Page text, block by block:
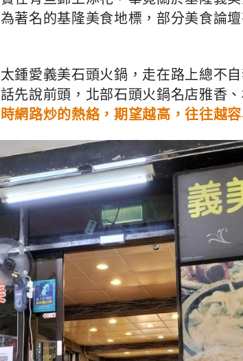
著名的基隆美食地標，部分美食論
鍾愛義美石頭火鍋，走在路上總不
先說前頭，北部石頭火鍋名店雅香
網路炒的熱絡，期望越高，往往越